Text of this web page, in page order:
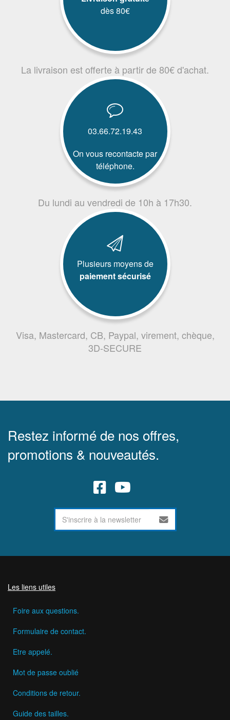
dès 80€
La livraison est offerte à partir de 80€ d'achat.
03.66.72.19.43
On vous recontacte par
téléphone.
Du lundi au vendredi de 10h à 17h30.
Plusieurs moyens de
paiement sécurisé
Visa, Mastercard, CB, Paypal, virement, chèque,
3D-SECURE
Restez informé de nos offres,
promotions & nouveautés.
Les liens utiles
Foire aux questions.
Formulaire de contact.
Etre appelé.
Mot de passe oublié
Conditions de retour.
Guide des tailles.